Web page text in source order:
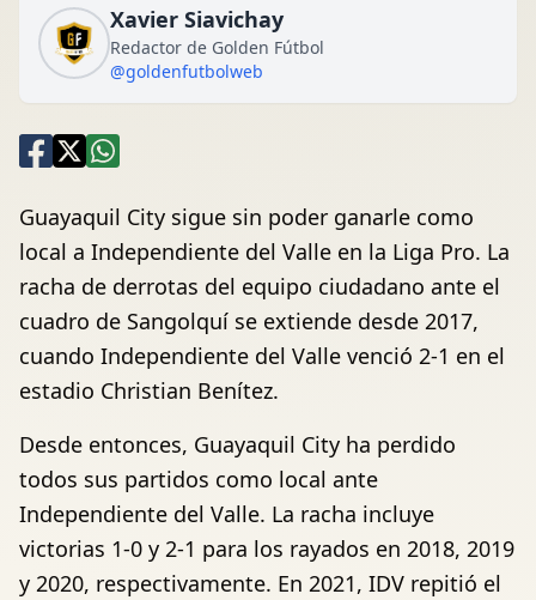
Xavier Siavichay
Redactor de Golden Fútbol
@goldenfutbolweb
Guayaquil City sigue sin poder ganarle como
local a Independiente del Valle en la Liga Pro. La
racha de derrotas del equipo ciudadano ante el
cuadro de Sangolquí se extiende desde 2017,
cuando Independiente del Valle venció 2-1 en el
estadio Christian Benítez.
Desde entonces, Guayaquil City ha perdido
todos sus partidos como local ante
Independiente del Valle. La racha incluye
victorias 1-0 y 2-1 para los rayados en 2018, 2019
y 2020, respectivamente. En 2021, IDV repitió el